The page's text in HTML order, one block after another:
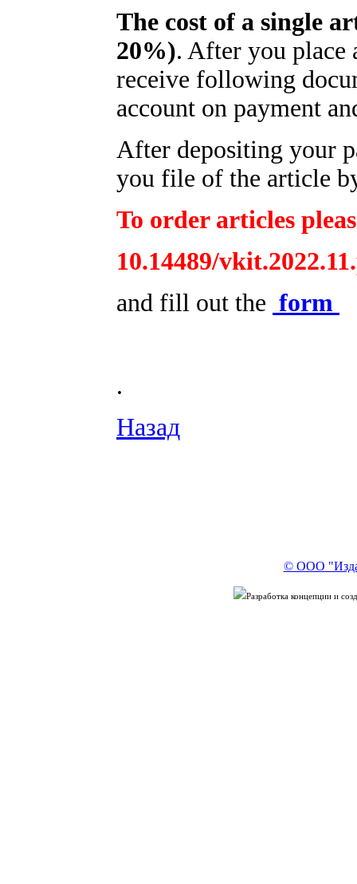
The cost of a single
20%). After you
receive following
account on payment
After depositing your
you file of the article
To order articles
10.14489/
and fill out the form
.
Назад
© ООО
Разработка концепции и